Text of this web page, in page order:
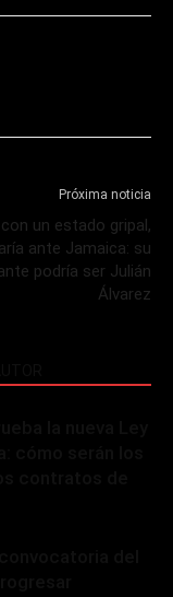
Próxima noticia
un estado gripal,
ante Jamaica: su
podría ser Julián
Álvarez